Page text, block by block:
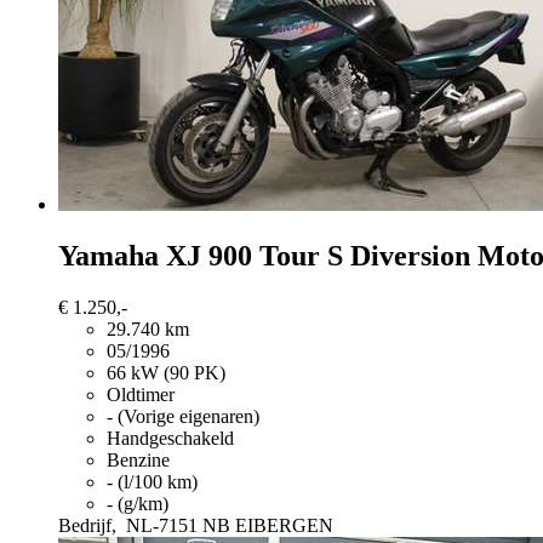
Yamaha XJ 900 Tour S Diversion
€ 1.250,-
29.740 km
05/1996
66 kW (90 PK)
Oldtimer
- (Vorige eigenaren)
Handgeschakeld
Benzine
- (l/100 km)
- (g/km)
Bedrijf, NL-7151 NB EIBERGEN